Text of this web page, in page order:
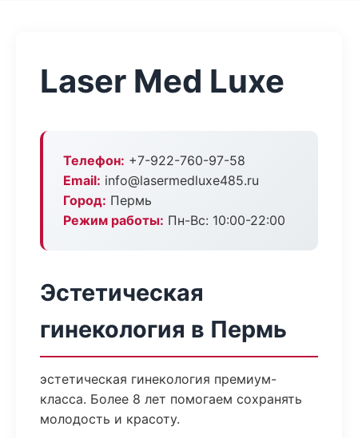
Laser Med Luxe
Телефон: +7-922-760-97-58
Email: info@lasermedluxe485.ru
Город: Пермь
Режим работы: Пн-Вс: 10:00-22:00
Эстетическая
гинекология в Пермь
эстетическая гинекология премиум-
класса. Более 8 лет помогаем сохранять
молодость и красоту.